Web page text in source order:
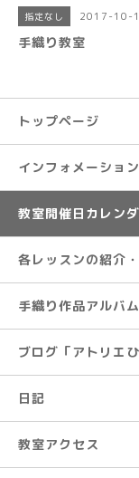
指定なし 2017-10-
手織り教室
トップページ
インフォメーション
教室開催日カレン
各レッスンの紹介
手織り作品アルバ
ブログ「アトリエ
日記
教室アクセス